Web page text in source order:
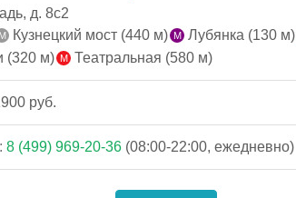
д. 8с2
Кузнецкий мост (440 м) Лубянка (130 м)
(320 м)
Театральная (580 м)
руб.
8 (499) 969-20-36 (08:00-22:00, ежедневно)